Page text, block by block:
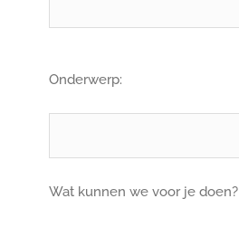
Onderwerp:
Wat kunnen we voor je doen?